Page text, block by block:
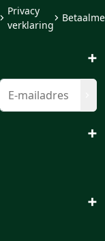
Privacy
verklaring
+
+
+